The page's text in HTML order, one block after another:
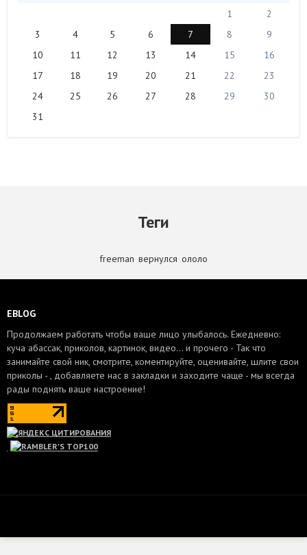
1
2
3
4 5 6 7 8
9
10
11 12 13 14 15
16
17
18 19 20 21 22
23
24
25 26 27 28 29
30
31
Теги
freeman вернулся ололо
EBLOG
Продолжаем работать чтобы ваше лицо улыбалось. Ежедневно:
куча абассак, приколов, картинок, видео... и прочего - Так что
занимайте свой ник, смотрите, коментируйте, оценивайте, шлите свои
приколы - , добавляете нас в закладки и заходите чаще - мы всегда
рады поднять ваше настроение!